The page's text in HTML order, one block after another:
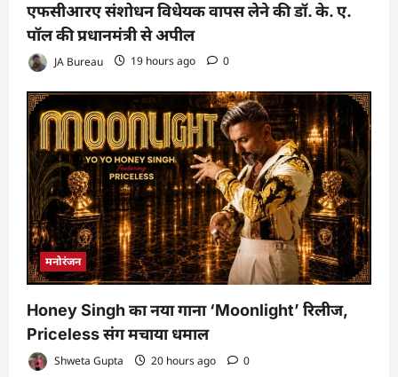
एफसीआरए संशोधन विधेयक वापस लेने की डॉ. के. ए.
पॉल की प्रधानमंत्री से अपील
JA Bureau 19 hours ago 0
मनोरंजन
Honey Singh का नया गाना ‘Moonlight’ रिलीज,
Priceless संग मचाया धमाल
Shweta Gupta 20 hours ago 0